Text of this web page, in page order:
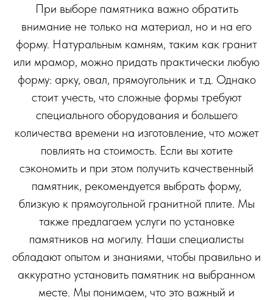
При выборе памятника важно обратить
внимание не только на материал, но и на его
форму. Натуральным камням, таким как гранит
или мрамор, можно придать практически любую
форму: арку, овал, прямоугольник и т.д. Однако
стоит учесть, что сложные формы требуют
специального оборудования и большего
количества времени на изготовление, что может
повлиять на стоимость. Если вы хотите
сэкономить и при этом получить качественный
памятник, рекомендуется выбрать форму,
близкую к прямоугольной гранитной плите. Мы
также предлагаем услуги по установке
памятников на могилу. Наши специалисты
обладают опытом и знаниями, чтобы правильно и
аккуратно установить памятник на выбранном
месте. Мы понимаем, что это важный и